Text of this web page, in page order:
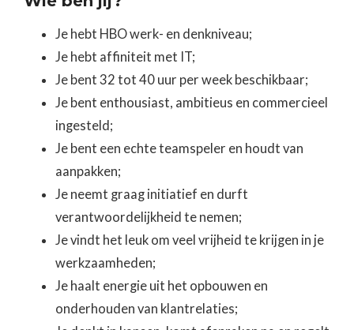
Je hebt HBO werk- en denkniveau;
Je hebt affiniteit met IT;
Je bent 32 tot 40 uur per week beschikbaar;
Je bent enthousiast, ambitieus en commercieel
ingesteld;
Je bent een echte teamspeler en houdt van
aanpakken;
Je neemt graag initiatief en durft
verantwoordelijkheid te nemen;
Je vindt het leuk om veel vrijheid te krijgen in je
werkzaamheden;
Je haalt energie uit het opbouwen en
onderhouden van klantrelaties;